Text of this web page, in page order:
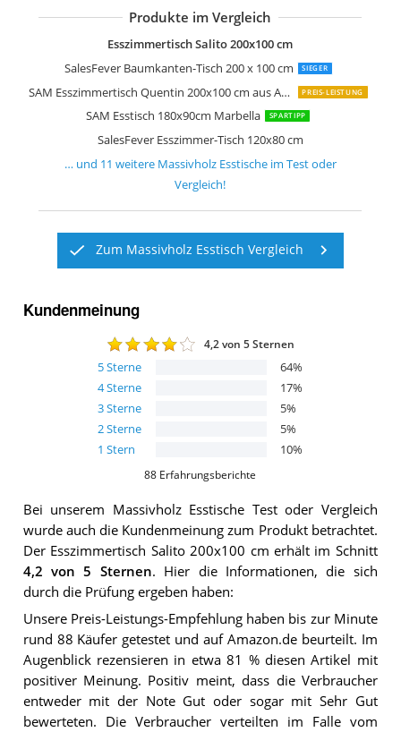
Produkte im Vergleich
Esszimmertisch Salito 200x100 cm
SalesFever Baumkanten-Tisch 200 x 100 cm
SIEGER
SAM Esszimmertisch Quentin 200x100 cm aus Akazie-Holz PREIS-LEISTUNG
SAM Esstisch 180x90cm Marbella SPARTIPP
SalesFever Esszimmer-Tisch 120x80 cm
SAM Baumkantentisch 180 x 90 cm
SAM Esstisch 200x100cm Marbella
Terra Home Baumkantentisch Jarven
SIT Tisch mit Baumkante Gestell
SIT Tisch mit Baumkante Gestell
SAM Esszimmertisch 180x90 cm
… und 11 weitere Massivholz Esstischeim Test oder
Vergleich!
Zum Massivholz Esstisch Vergleich
Kundenmeinung
4,2von 5 Sternen
5Sterne 64%
4Sterne 17%
3Sterne 5%
2Sterne 5%
1 Stern 10%
88 Erfahrungsberichte
Bei unserem Massivholz Esstische Test oder Vergleich
wurde auch die Kundenmeinung zum Produkt betrachtet.
Der Esszimmertisch Salito 200x100 cm erhält im Schnitt
4,2 von 5 Sternen. Hier die Informationen, die sich
durch die Prüfung ergeben haben:
Unsere Preis-Leistungs-Empfehlung haben bis zur Minute
rund 88 Käufer getestet und auf Amazon.de beurteilt. Im
Augenblick rezensieren in etwa 81 % diesen Artikel mit
positiver Meinung. Positiv meint, dass die Verbraucher
entweder mit der Note Gut oder sogar mit Sehr Gut
bewerteten. Die Verbraucher verteilten im Falle vom